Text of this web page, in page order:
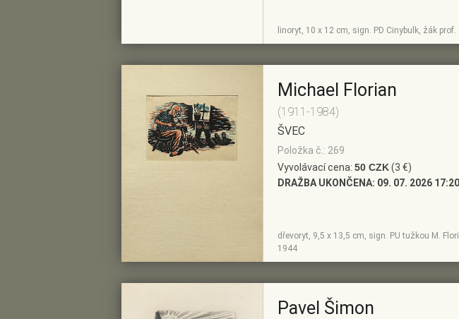
linoryt, 10 x 12 cm, sign. PD Cinybulk, žák
PŘIDAT DO
Michael Florian
(1911-1984)
ŠVEC
Položka č.: 269
Vyvolávací cena: 50 CZK(3 €)
DRAŽBA UKONČENA: 09. 07. 2026 17:20
dřevoryt, 9,5 x 13,5 cm, sign. PU tužkou M.
1944
Pavel Šimon